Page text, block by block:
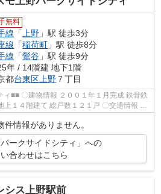
無料
線 「 上野 」駅 徒歩3分
線 「稲荷町 」駅 徒歩8分
線 「鶯谷 」駅 徒歩9分
年 / 14階建 地下1階
都台東区 上野 ７丁目
成 鉄骨鉄
件情報がありません。
パークサイドシティ」への
合わせはこちら
シス上野駅前